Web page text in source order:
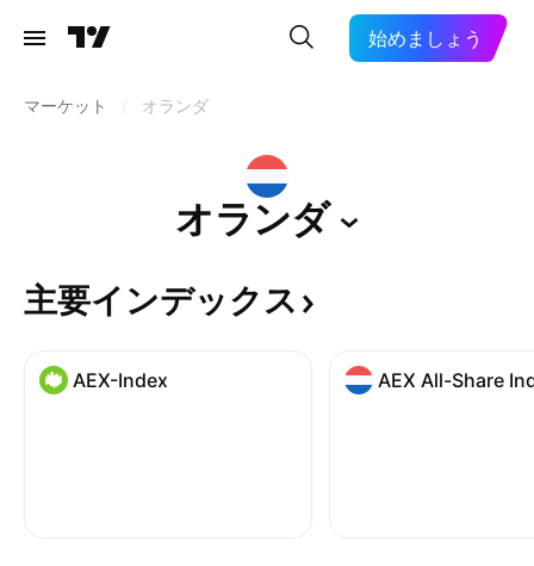
始めましょう
マーケット オランダ
オランダ
主要インデックス
AEX-Index AEX All-Share